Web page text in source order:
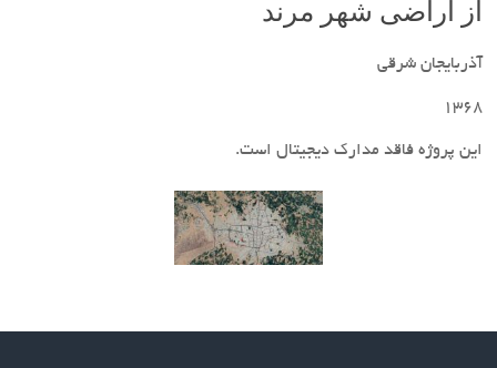
از اراضی شهر مرند
آذربایجان شرقی
1368
این پروژه فاقد مدارک دیجیتال است.